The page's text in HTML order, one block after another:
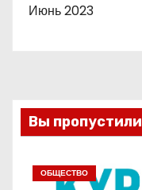
Июнь 2023
Вы пропустили
ОБЩЕСТВО